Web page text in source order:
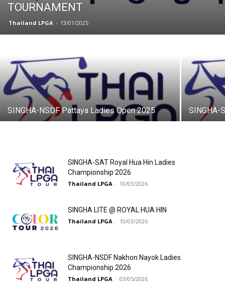
TOURNAMENT
Thailand LPGA - 13/01/2025
SINGHA-NSDF Pattaya Ladies Open 2025 SINGHA-
SINGHA-SAT Royal Hua Hin Ladies
Championship 2026
Thailand LPGA - 10/03/2026
SINGHA LITE @ ROYAL HUA HIN
Thailand LPGA - 10/03/2026
SINGHA-NSDF Nakhon Nayok Ladies
Championship 2026
Thailand LPGA - 03/05/2026